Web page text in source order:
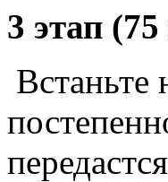
3 этап
Встаньте